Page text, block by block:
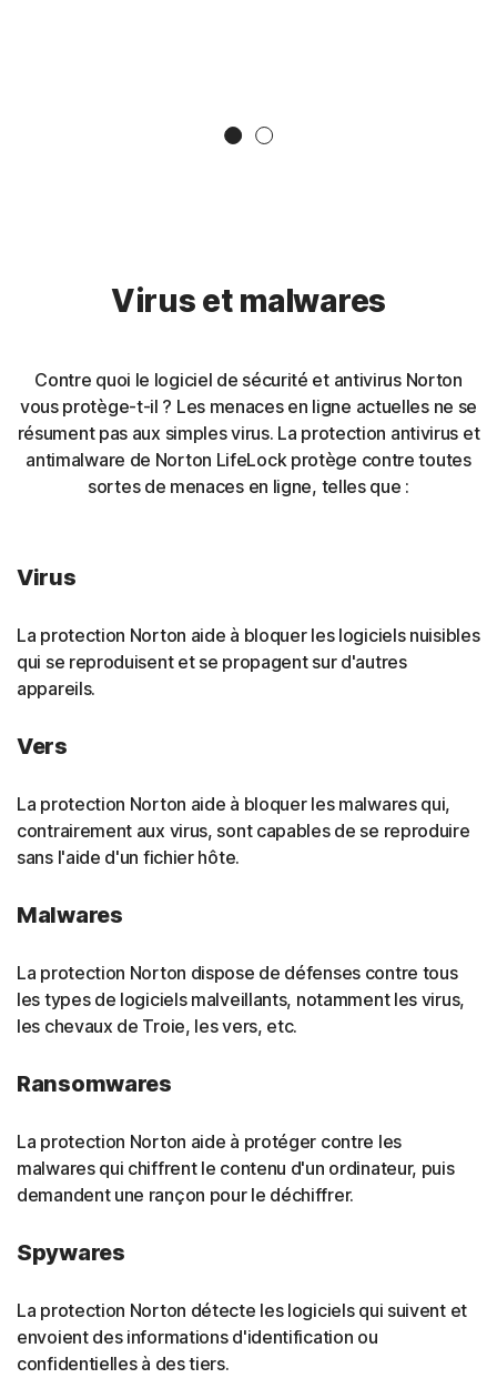
Slide 1 Slide 2
Virus et malwares
Contre quoi le logiciel de sécurité et antivirus Norton
vous protège-t-il ? Les menaces en ligne actuelles ne se
résument pas aux simples virus. La protection antivirus et
antimalware de Norton LifeLock protège contre toutes
sortes de menaces en ligne, telles que :
Virus
La protection Norton aide à bloquer les logiciels nuisibles
qui se reproduisent et se propagent sur d'autres
appareils.
Vers
La protection Norton aide à bloquer les malwares qui,
contrairement aux virus, sont capables de se reproduire
sans l'aide d'un fichier hôte.
Malwares
La protection Norton dispose de défenses contre tous
les types de logiciels malveillants, notamment les virus,
les chevaux de Troie, les vers, etc.
Ransomwares
La protection Norton aide à protéger contre les
malwares qui chiffrent le contenu d'un ordinateur, puis
demandent une rançon pour le déchiffrer.
Spywares
La protection Norton détecte les logiciels qui suivent et
envoient des informations d'identification ou
confidentielles à des tiers.